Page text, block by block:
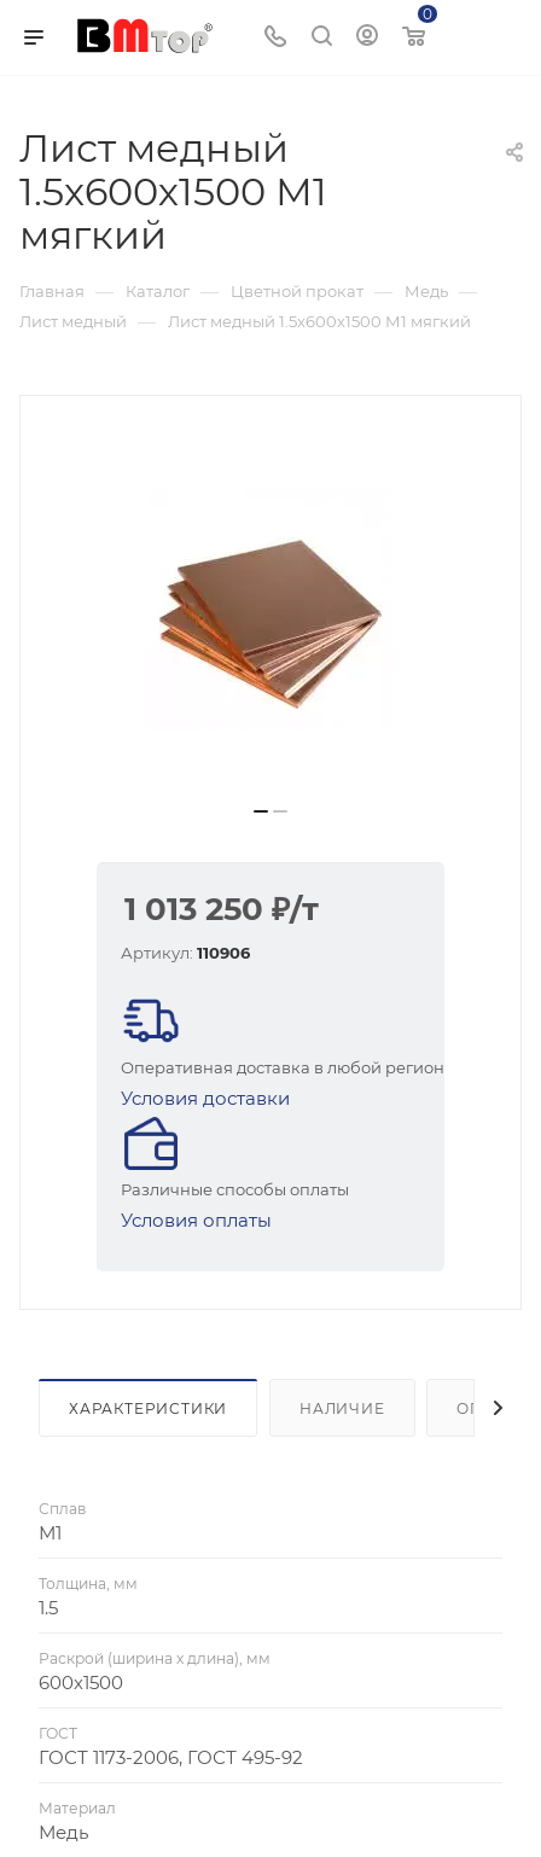
0
Лист медный
1.5x600х1500 М1
мягкий
Главная — Каталог — Цветной прокат — Медь —
Лист медный — Лист медный 1.5x600х1500 М1 мягкий
1 013 250 ₽/т
Артикул: 110906
Оперативная доставка в любой регион
Условия доставки
Различные способы оплаты
Условия оплаты
ХАРАКТЕРИСТИКИ НАЛИЧИЕ ОПЛАТА
Сплав
М1
Толщина, мм
1.5
Раскрой (ширина х длина), мм
600х1500
ГОСТ
ГОСТ 1173-2006, ГОСТ 495-92
Материал
Медь